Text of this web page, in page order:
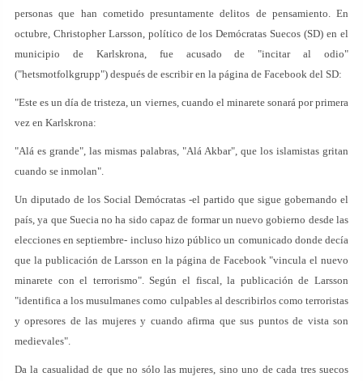
personas que han cometido presuntamente delitos de pensamiento. En
octubre, Christopher Larsson, político de los Demócratas Suecos (SD) en el
municipio de Karlskrona, fue acusado de "incitar al odio"
("hetsmotfolkgrupp") después de escribir en la página de Facebook del SD:
"Este es un día de tristeza, un viernes, cuando el minarete sonará por primera
vez en Karlskrona:
"Alá es grande", las mismas palabras, "Alá Akbar", que los islamistas gritan
cuando se inmolan".
Un diputado de los Social Demócratas ­-el partido que sigue gobernando el
país, ya que Suecia no ha sido capaz de formar un nuevo gobierno desde las
elecciones en septiembre- incluso hizo público un comunicado donde decía
que la publicación de Larsson en la página de Facebook "vincula el nuevo
minarete con el terrorismo". Según el fiscal, la publicación de Larsson
"identifica a los musulmanes como culpables al describirlos como terroristas
y opresores de las mujeres y cuando afirma que sus puntos de vista son
medievales".
Da la casualidad de que no sólo las mujeres, sino uno de cada tres suecos